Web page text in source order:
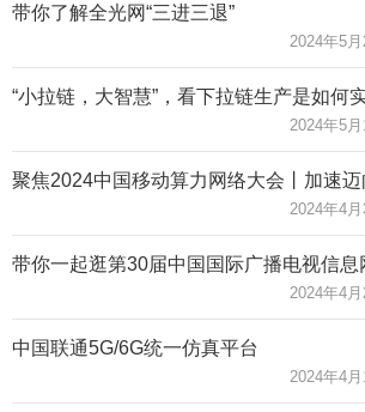
带你了解全光网“三进三退”
2024年5
“小拉链，大智慧”，看下拉链生产是如何
2024年5
聚焦2024中国移动算力网络大会丨加速
2024年4
带你一起逛第30届中国国际广播电视信息
2024年4
中国联通5G/6G统一仿真平台
2024年4